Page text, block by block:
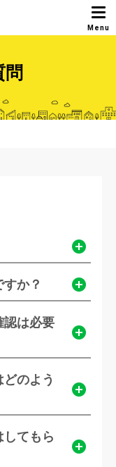
か？
認は必要
のよう
てもら